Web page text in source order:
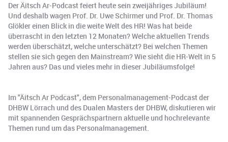
Der Äitsch Ar-Podcast feiert heute sein zweijähriges Jubiläum!
Und deshalb wagen Prof. Dr. Uwe Schirmer und Prof. Dr. Thomas
Glökler einen Blick in die weite Welt des HR! Was hat beide
überrascht in den letzten 12 Monaten? Welche aktuellen Trends
werden überschätzt, welche unterschätzt? Bei welchen Themen
stellen sie sich gegen den Mainstream? Wie sieht die HR-Welt in 5
Jahren aus? Das und vieles mehr in dieser Jubiläumsfolge!
Im "Äitsch Ar Podcast", dem Personalmanagement-Podcast der
DHBW Lörrach und des Dualen Masters der DHBW, diskutieren wir
mit spannenden Gesprächspartnern aktuelle und hochrelevante
Themen rund um das Personalmanagement.